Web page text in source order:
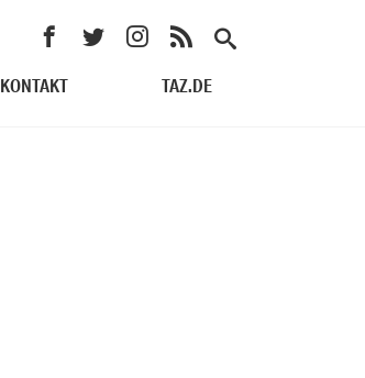
KONTAKT TAZ.DE